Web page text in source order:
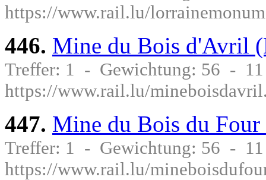
https://www.rail.lu/
446. Mine du Bois d'Avril
Treffer: 1 - Gewichtung: 56 -
https://www.rail.lu/
447. Mine du Bois du Four
Treffer: 1 - Gewichtung: 56 -
https://www.rail.lu/